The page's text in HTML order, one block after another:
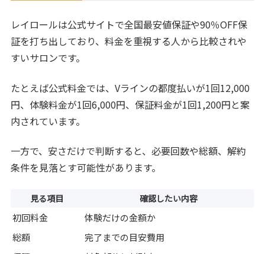
レイロールは公式サイトで全国最安値保証や90％OFF保
証を打ち出しており、料金を重視する人から比較されや
すいサロンです。
たとえば公式料金では、Vラインの都度払いが1回12,000
円、体験料金が1回6,000円、保証料金が1回1,200円と案
内されています。
一方で、安さだけで判断すると、必要回数や総額、解約
条件を見落とす可能性があります。
見る項目 確認したい内容
初回料金
体験だけの金額か
総額
完了までの目安費用